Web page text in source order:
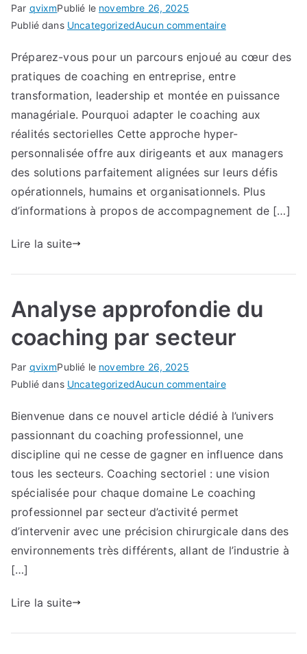
Par qvixmPublié le novembre 26, 2025
Publié dans UncategorizedAucun commentairesur
complet
du
coaching
par
Préparez-vous pour un parcours enjoué au cœur des
pratiques de coaching en entreprise, entre
transformation, leadership et montée en puissance
managériale. Pourquoi adapter le coaching aux
réalités sectorielles Cette approche hyper-
personnalisée offre aux dirigeants et aux managers
des solutions parfaitement alignées sur leurs défis
opérationnels, humains et organisationnels. Plus
d’informations à propos de accompagnement de […]
Lire la suite
Analyse approfondie du
coaching par secteur
Par qvixmPublié le novembre 26, 2025
Publié dans UncategorizedAucun commentairesur
approfondie
du
coaching
par
secteur
Bienvenue dans ce nouvel article dédié à l’univers
passionnant du coaching professionnel, une
discipline qui ne cesse de gagner en influence dans
tous les secteurs. Coaching sectoriel : une vision
spécialisée pour chaque domaine Le coaching
professionnel par secteur d’activité permet
d’intervenir avec une précision chirurgicale dans des
environnements très différents, allant de l’industrie à
[…]
Lire la suite